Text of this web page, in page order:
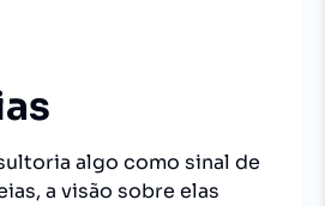
algo como sinal de
a visão sobre elas